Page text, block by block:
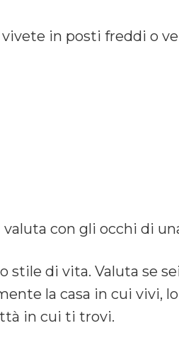
in posti freddi o
con gli occhi di
stile di vita. Valuta se
la casa in cui vivi,
in cui ti trovi.